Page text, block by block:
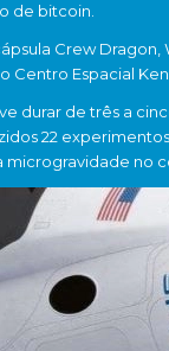
de bitcoin.
Crew Dragon,
Centro Espacial
durar de três a
22
microgravidade no